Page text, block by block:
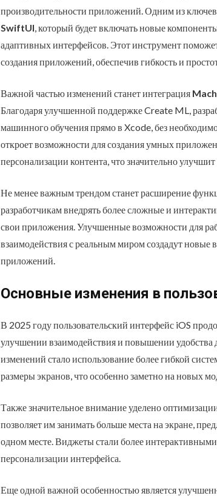
производительности приложений. Одним из
SwiftUI, который будет включать новые
адаптивных интерфейсов. Этот инструмент
создания приложений, обеспечив гибкость и
Важной частью изменений станет интеграция
Благодаря улучшенной поддержке Create ML,
машинного обучения прямо в Xcode, без
откроет возможности для создания умных
персонализации контента, что значительно
Не менее важным трендом станет расширение
разработчикам внедрять более сложные и
свои приложения. Улучшенные возможности для
взаимодействия с реальным миром создадут новые
приложений.
Основные изменения в
В 2025 году пользовательский интерфейс iOS
улучшении взаимодействия и повышении
изменений стало использование более гибкой
размеры экранов, что особенно заметно на новых
Также значительное внимание уделено
позволяет им занимать больше места на экране,
одном месте. Виджеты стали более
персонализации интерфейса.
Еще одной важной особенностью является